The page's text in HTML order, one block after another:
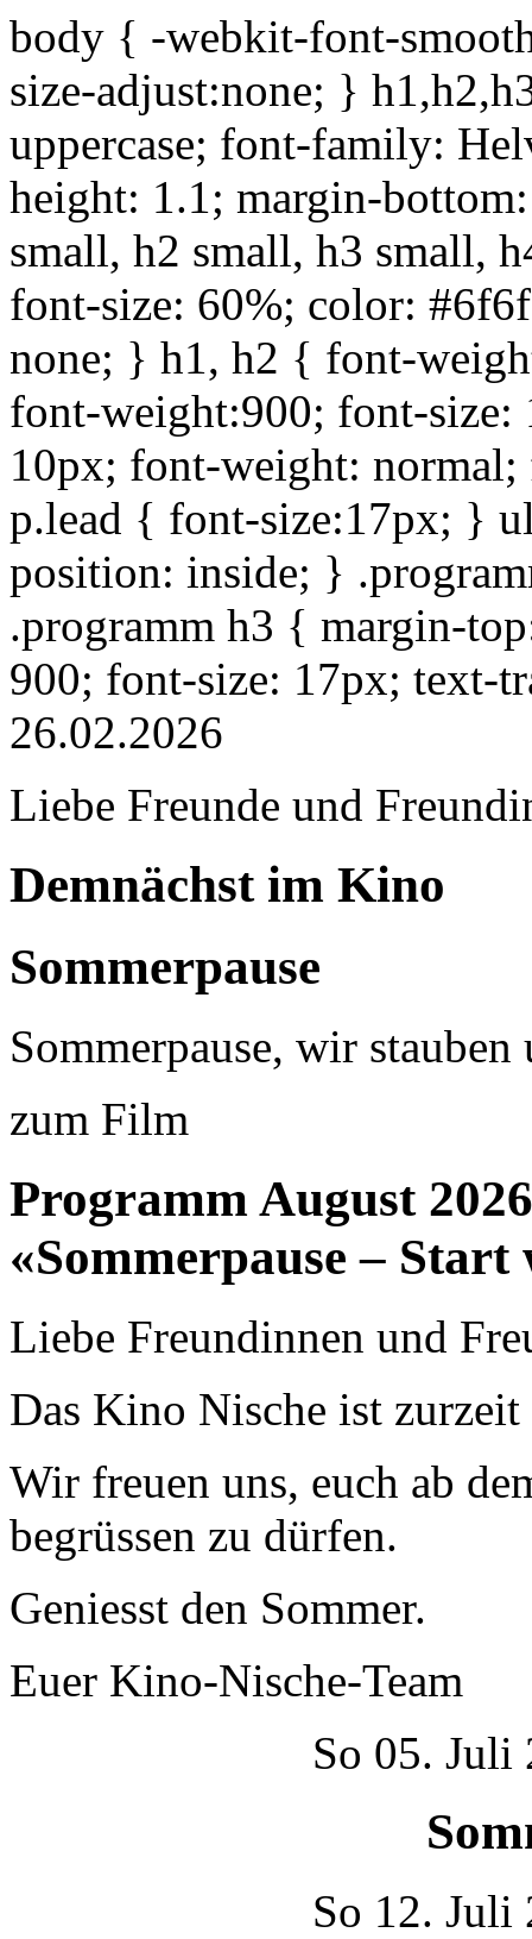
body { -webkit-font-
size-adjust:none; }
uppercase; font-family:
height: 1.1; margin-
small, h2 small, h3 small,
font-size: 60%; color:
none; } h1, h2 { font-
font-weight:900; font-
10px; font-weight:
p.lead { font-size:17px; }
position: inside; }
.programm h3 { margin-
900; font-size: 17px; text-
26.02.2026
Liebe Freunde und
Demnächst im Kino
Sommerpause
Sommerpause, wir
zum Film
Programm August 2026
«Sommerpause – Start
Liebe Freundinnen und
Das Kino Nische ist zurzeit
Wir freuen uns, euch ab
begrüssen zu dürfen.
Geniesst den Sommer.
Euer Kino-Nische-Team
So 05. Juli
So 12. Juli